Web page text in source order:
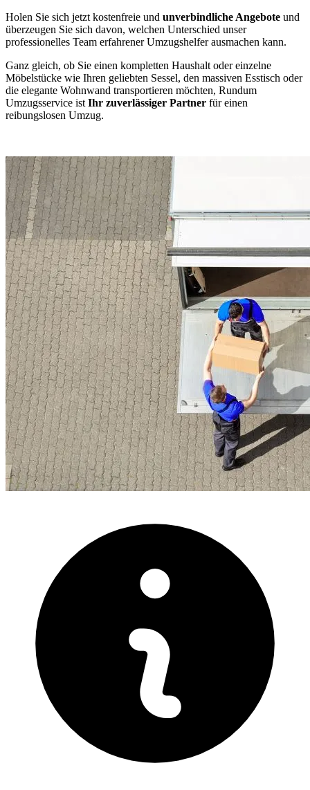
Holen Sie sich jetzt kostenfreie und unverbindliche Angebote und
überzeugen Sie sich davon, welchen Unterschied unser
professionelles Team erfahrener Umzugshelfer ausmachen kann.
Ganz gleich, ob Sie einen kompletten Haushalt oder einzelne
Möbelstücke wie Ihren geliebten Sessel, den massiven Esstisch oder
die elegante Wohnwand transportieren möchten, Rundum
Umzugsservice ist Ihr zuverlässiger Partner für einen
reibungslosen Umzug.